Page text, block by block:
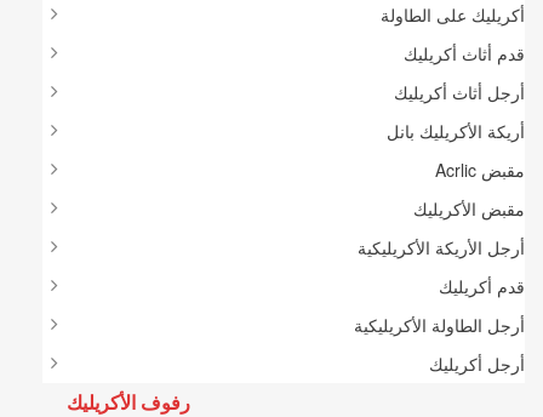
أكريليك على الطاولة
قدم أثاث أكريليك
أرجل أثاث أكريليك
أريكة الأكريليك بانل
مقبض Acrlic
مقبض الأكريليك
أرجل الأريكة الأكريليكية
قدم أكريليك
أرجل الطاولة الأكريليكية
أرجل أكريليك
رفوف الأكريليك